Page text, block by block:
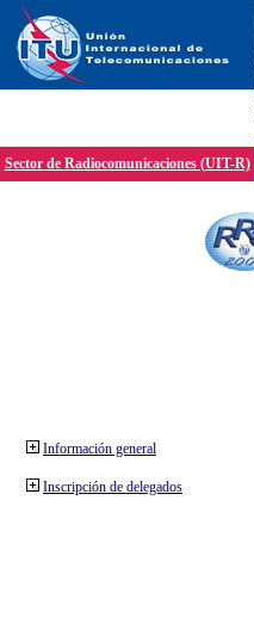
Sector de Radiocomunicaciones (UIT-R)
Información general
Inscripción de delegados